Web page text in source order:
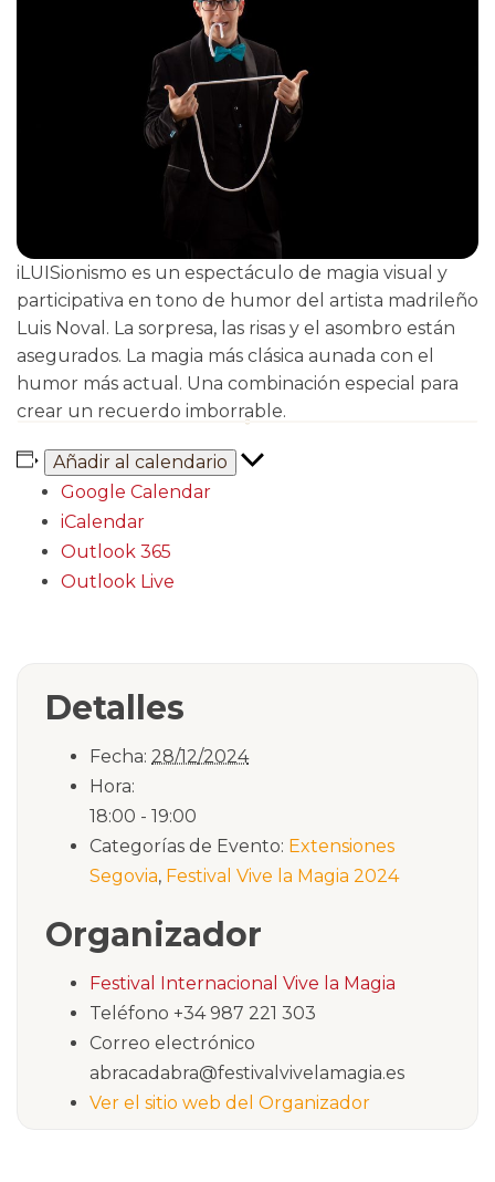
iLUISionismo es un espectáculo de magia visual y
participativa en tono de humor del artista madrileño
Luis Noval. La sorpresa, las risas y el asombro están
asegurados. La magia más clásica aunada con el
humor más actual. Una combinación especial para
crear un recuerdo imborrable.
Añadir al calendario
Google Calendar
iCalendar
Outlook 365
Outlook Live
Detalles
Fecha: 28/12/2024
Hora:
18:00 - 19:00
Categorías de Evento: Extensiones
Segovia, Festival Vive la Magia 2024
Organizador
Festival Internacional Vive la Magia
Teléfono +34 987 221 303
Correo electrónico
abracadabra@festivalvivelamagia.es
Ver el sitio web del Organizador